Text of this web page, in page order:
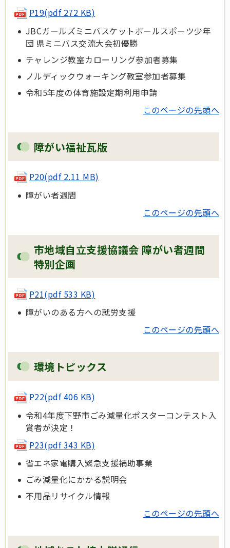
P19(pdf 272 KB)
JBCガールズミニバスケットボールスポーツ少年
団 県ミニバス交流大会初優勝
チャレンジ教室カローリング参加者募集
ノルディックウォーキング教室参加者募集
令和5年度の体育施設定期利用申請
このページの先頭へ
障がい福祉瓦版
P20(pdf 2.11 MB)
障がい者週間
このページの先頭へ
市地域自立支援協議会 障がい者週間
特別企画
P21(pdf 533 KB)
障がいのある方への就労支援
このページの先頭へ
環境トピックス
P22(pdf 406 KB)
令和4年度下野市ごみ減量化ポスターコンテスト入
賞者が決定！
P23(pdf 343 KB)
省エネ家電購入緊急支援補助事業
ごみ減量化にかかる説明会
不用品リサイクル情報
このページの先頭へ